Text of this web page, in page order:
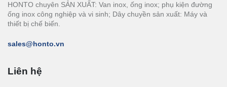
HONTO chuyên SẢN XUẤT: Van inox, ống inox; phụ kiện đường
ống inox công nghiệp và vi sinh; Dây chuyền sản xuất: Máy và
thiết bị chế biến.
sales@honto.vn
Liên hệ